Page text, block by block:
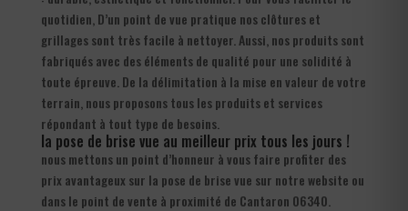
quotidien, D’un point de vue pratique nos clôtures et
grillages sont très facile à nettoyer. Aussi, nos produits sont
fabriqués avec des éléments de qualité pour une solidité à
toute épreuve. De la délimitation à la mise en valeur de votre
terrain, nous proposons tous les produits et services
répondant à tout type de besoins.
la pose de brise vue au meilleur prix tous les jours !
nous mettons un point d’honneur à vous faire profiter des
prix avantageux sur la pose de brise vue sur notre website ou
dans le point de vente à proximité de Cantaron 06340.